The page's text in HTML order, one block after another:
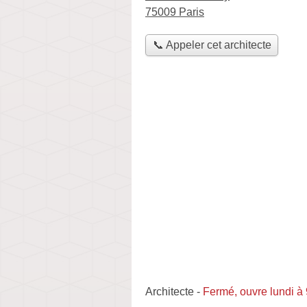
75009 Paris
📞 Appeler cet architecte
Architecte - Fermé, ouvre lundi à